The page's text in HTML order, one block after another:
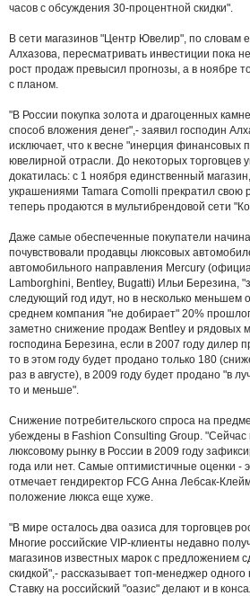
часов с обсуждения 30-процентной скидки".
В сети магазинов "Центр Ювелир", по словам
Алхазова, пересматривать инвестиции пока
рост продаж превысил прогнозы, а в ноябре
с планом.
"В России покупка золота и драгоценных
способ вложения денег",- заявил господин
исключает, что к весне "инерция финансовых
ювелирной отрасли. До некоторых торговцев
докатилась: с 1 ноября единственный
украшениями Tamara Comolli прекратил свою
теперь продаются в мультибрендовой сети
Даже самые обеспеченные покупатели
почувствовали продавцы люксовых
автомобильного направления Mercury
Lamborghini, Bentley, Bugatti) Ильи Березина,
следующий год идут, но в несколько меньшем
среднем компания "не добирает" 20%
заметно снижение продаж Bentley и рядовых
господина Березина, если в 2007 году дилер
то в этом году будет продано только 180
раз в августе), в 2009 году будет продано "в
то и меньше".
Снижение потребительского спроса на
убеждены в Fashion Consulting Group. "Сейчас
люксовому рынку в России в 2009 году
года или нет. Самые оптимистичные оценки -
отмечает гендиректор FCG Анна Лебсак-
положение люкса еще хуже.
"В мире осталось два оазиса для торговцев
Многие российские VIP-клиенты недавно
магазинов известных марок с предложением
скидкой",- рассказывает топ-менеджер одного
Ставку на российский "оазис" делают и в